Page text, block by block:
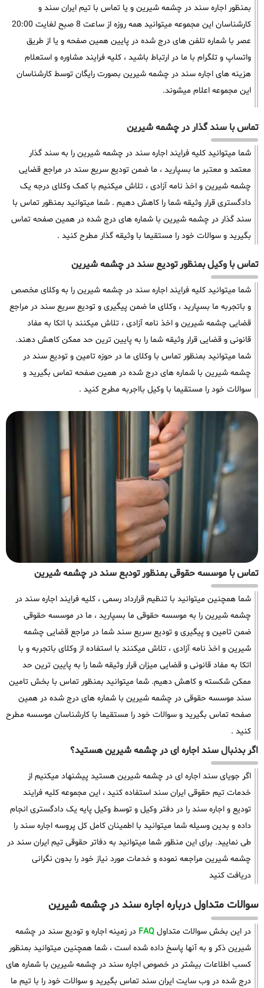
بمنظور اجاره سند در چشمه شیرین و یا تماس با تیم ایران سند و
کارشناسان این مجموعه میتوانید همه روزه از ساعت 8 صبح لغایت 20:00
عصر با شماره تلفن های درج شده در پایین همین صفحه و یا از طریق
واتساپ و تلگرام با ما در ارتباط باشید ، کلیه فرایند مشاوره و استعلام
هزینه های اجاره سند در چشمه شیرین بصورت رایگان توسط کارشناسان
این مجموعه اعلام میشوند.
تماس با سند گذار در چشمه شیرین
شما میتوانید کلیه فرایند اجاره سند در چشمه شیرین را به سند گذار
معتمد و معتبر ما بسپارید ، ما ضمن تودیع سریع سند در مراجع قضایی
چشمه شیرین و اخذ نامه آزادی ، تلاش میکنیم با کمک وکلای درجه یک
دادگستری قرار وثیقه شما را کاهش دهیم . شما میتوانید بمنظور تماس با
سند گذار در چشمه شیرین با شماره های درج شده در همین صفحه تماس
بگیرید و سوالات خود را مستقیما با وثیقه گذار مطرح کنید .
تماس با وکیل بمنظور تودیع سند در چشمه شیرین
شما میتوانید کلیه فرایند اجاره سند در چشمه شیرین را به وکلای مخصص
و باتجربه ما بسپارید ، وکلای ما ضمن پیگیری و تودیع سریع سند در مراجع
قضایی چشمه شیرین و اخذ نامه آزادی ، تلاش میکنند با اتکا به مفاد
قانونی و قضایی قرار وثیقه شما را به پایین ترین حد ممکن کاهش دهند.
شما میتوانید بمنظور تماس با وکلای ما در حوزه تامین و تودیع سند در
چشمه شیرین با شماره های درج شده در همین صفحه تماس بگیرید و
سوالات خود را مستقیما با وکیل بااجربه مطرح کنید .
تماس با موسسه حقوقی بمنظور تودبع سند در چشمه شیرین
شما همچنین میتوانید با تنظیم قرارداد رسمی ، کلیه فرایند اجاره سند در
چشمه شیرین را به موسسه حقوقی ما بسپارید ، ما در موسسه حقوقی
ضمن تامین و پیگیری و تودیع سریع سند شما در مراجع قضایی چشمه
شیرین و اخذ نامه آزادی ، تلاش میکنند با استفاده از وکلای باتجربه و با
اتکا به مفاد قانونی و قضایی میزان قرار وثیقه شما را به پایین ترین حد
ممکن شکسته و کاهش دهیم. شما میتوانید بمنظور تماس با بخش تامین
سند موسسه حقوقی در چشمه شیرین با شماره های درج شده در همین
صفحه تماس بگیرید و سوالات خود را مستقیما با کارشناسان موسسه مطرح
کنید .
اگر بدنبال سند اجاره ای در چشمه شیرین هستید؟
اگر جویای سند اجاره ای در چشمه شیرین هستید پیشنهاد میکنیم از
خدمات تیم حقوقی ایران سند استفاده کنید ، این مجموعه کلیه فرایند
تودیع و اجاره سند را در دفتر وکیل و توسط وکیل پایه یک دادگستری انجام
داده و بدین وسیله شما میتوانید با اطمینان کامل کل پروسه اجاره سند را
طی نمایید. برای این منظور شما میتوانید به دفاتر حقوقی تیم ایران سند در
چشمه شیرین مراجعه نموده و خدمات مورد نیاز خود را بدون نگرانی
دریافت کنید
سوالات متداول درباره اجاره سند در چشمه شیرین
در این بخش سوالات متداول FAQ در زمینه اجاره و تودیع سند در چشمه
شیرین ذکر و به آنها پاسخ داده شده است ، شما همچنین میتوانید بمنظور
کسب اطلاعات بیشتر در خصوص اجاره سند در چشمه شیرین با شماره های
درج شده در وب سایت ایران سند تماس بگیرید و سوالات خود را با تیم ما